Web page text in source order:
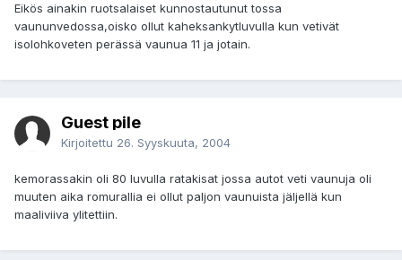
Eikös ainakin ruotsalaiset kunnostautunut tossa
vaununvedossa,oisko ollut kaheksankytluvulla kun vetivät
isolohkoveten perässä vaunua 11 ja jotain.
Guest pile
Kirjoitettu 26. Syyskuuta, 2004
kemorassakin oli 80 luvulla ratakisat jossa autot veti vaunuja oli
muuten aika romurallia ei ollut paljon vaunuista jäljellä kun
maaliviiva ylitettiin.